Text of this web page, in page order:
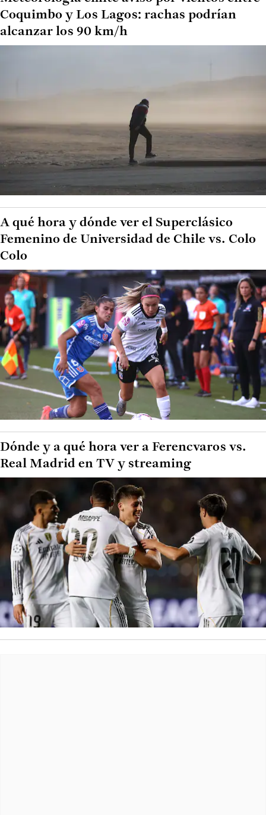
Coquimbo y Los Lagos: rachas podrían
alcanzar los 90 km/h
A qué hora y dónde ver el Superclásico
Femenino de Universidad de Chile vs. Colo
Colo
Dónde y a qué hora ver a Ferencvaros vs.
Real Madrid en TV y streaming